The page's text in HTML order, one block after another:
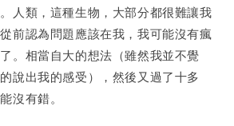
人類，這種生物，大部分都很難讓我
前認為問題應該在我，我可能沒有瘋
。相當自大的想法（雖然我並不覺
說出我的感受），然後又過了十多
沒有錯。